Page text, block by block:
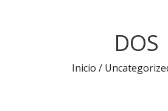
DOS
Inicio /